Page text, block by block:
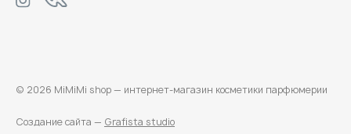
© 2026 MiMiMi shop — интернет-магазин косметики парфюмерии
Создание сайта — Grafista studio